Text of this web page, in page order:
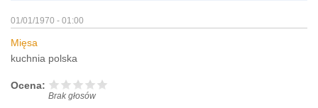
01/01/1970 - 01:00
Mięsa
kuchnia polska
Ocena:
Brak głosów